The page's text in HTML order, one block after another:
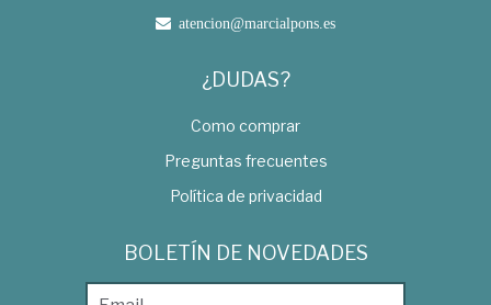
atencion@marcialpons.es
¿DUDAS?
Como comprar
Preguntas frecuentes
Política de privacidad
BOLETÍN DE NOVEDADES